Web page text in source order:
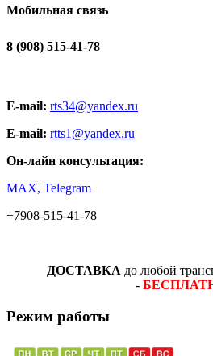
Мобильная связь
8 (908) 515-41-78
E-mail: rts34@yandex.ru
E-mail: rtts1@yandex.ru
Он-лайн консультация:
MAX, Telegram
+7908-515-41-78
ДОСТАВКА до любой
-
Режим работы